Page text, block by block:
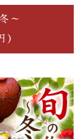
～
）